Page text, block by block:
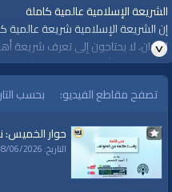
الشريعة الإسلامية عالمية كاملة
إن الشريعة الإسلامية شريعة
البلدان، لا يحتاجون إلى تعرف شريعة
يحملونه من أحكام لمعالجة مشاكل
البلاد المفتوحة، بل كانوا يفتحون
الإسلام من أول يوم يفتحون فيه
لتبليغها الإسلام وليغيروا واقعها
النظام القديم ووضع النظام الجديد
تصفح مقاطع الفيديو: بحسب
حوار الخميس:
التاريخ: 08/06/2026